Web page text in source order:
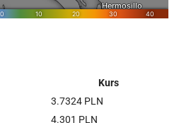
Kurs
3.7324 PLN
4.301 PLN